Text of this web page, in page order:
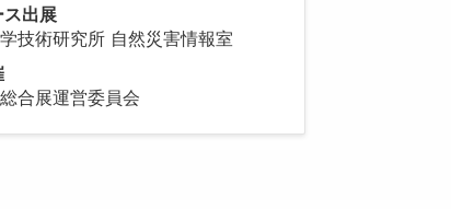
ス出展
技術研究所 自然災害情報室
合展運営委員会